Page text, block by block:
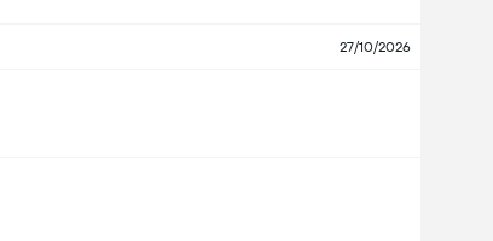
27/10/2026